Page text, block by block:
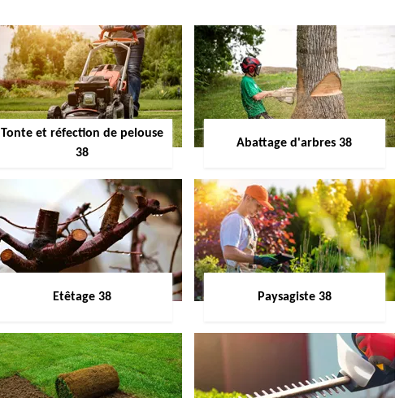
Tonte et réfection de pelouse
38
Abattage d'arbres 38
Etêtage 38 Paysagiste 38